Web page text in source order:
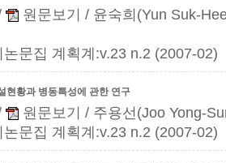
원문보기
/ 윤숙희(Yun Suk-
문집 계획계:v.23 n.2 (2007-02)
현황과 병동특성에 관한 연구
원문보기
/ 주용선(Joo Yong-
문집 계획계:v.23 n.2 (2007-02)